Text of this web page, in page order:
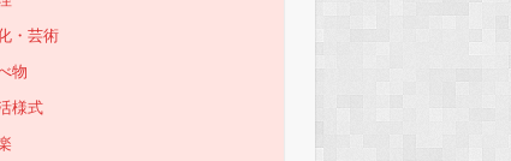
・芸術
物
様式